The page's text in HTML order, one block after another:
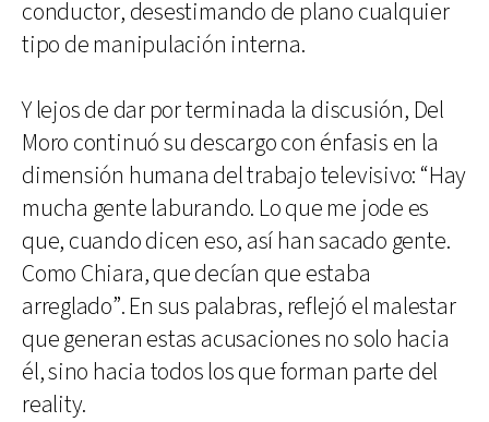
conductor, desestimando de plano cualquier
tipo de manipulación interna.
Y lejos de dar por terminada la discusión, Del
Moro continuó su descargo con énfasis en la
dimensión humana del trabajo televisivo: “Hay
mucha gente laburando. Lo que me jode es
que, cuando dicen eso, así han sacado gente.
Como Chiara, que decían que estaba
arreglado”. En sus palabras, reflejó el malestar
que generan estas acusaciones no solo hacia
él, sino hacia todos los que forman parte del
reality.